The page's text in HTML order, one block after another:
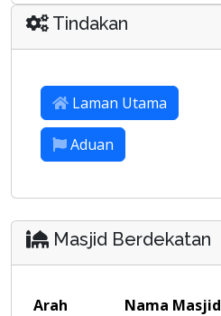
Tindakan
Laman Utama
Aduan
Masjid Berdekatan
Arah Nama Masjid